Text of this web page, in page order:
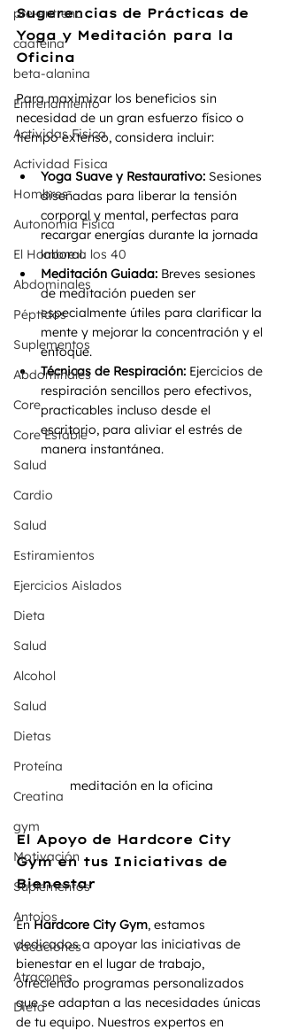
pre-entreno
caafeína
beta-alanina
Entrenamiento
Actividas Fisica
Actividad Fisica
Hombres
Autonomía Física
El Hombre a los 40
Abdominales
Péptidos
Suplementos
Abdominales
Core
Core Estable
Salud
Cardio
Salud
Estiramientos
Ejercicios Aislados
Dieta
Salud
Alcohol
Salud
Dietas
Proteína
Creatina
gym
Motivación
Suplementos
Antojos
Vacaciones
Atracones
Dieta
Sugerencias de Prácticas de
Yoga y Meditación para la
Oficina
Para maximizar los beneficios sin
necesidad de un gran esfuerzo físico o
tiempo extenso, considera incluir:
Yoga Suave y Restaurativo: Sesiones
diseñadas para liberar la tensión
corporal y mental, perfectas para
recargar energías durante la jornada
laboral.
Meditación Guiada: Breves sesiones
de meditación pueden ser
especialmente útiles para clarificar la
mente y mejorar la concentración y el
enfoque.
Técnicas de Respiración: Ejercicios de
respiración sencillos pero efectivos,
practicables incluso desde el
escritorio, para aliviar el estrés de
manera instantánea.
meditación en la oficina
El Apoyo de Hardcore City
Gym en tus Iniciativas de
Bienestar
En Hardcore City Gym, estamos
dedicados a apoyar las iniciativas de
bienestar en el lugar de trabajo,
ofreciendo programas personalizados
que se adaptan a las necesidades únicas
de tu equipo. Nuestros expertos en